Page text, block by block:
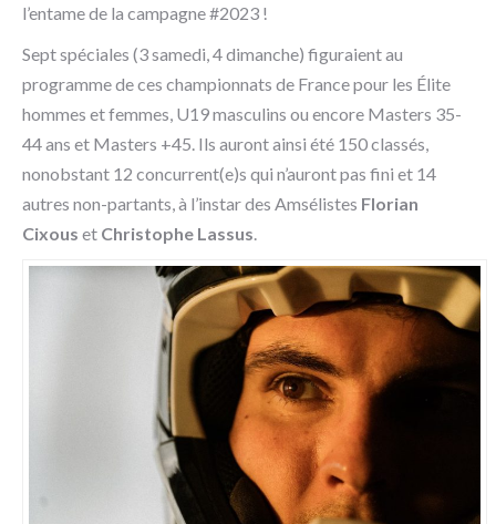
l’entame de la campagne #2023 !
Sept spéciales (3 samedi, 4 dimanche) figuraient au
programme de ces championnats de France pour les Élite
hommes et femmes, U19 masculins ou encore Masters 35-
44 ans et Masters +45. Ils auront ainsi été 150 classés,
nonobstant 12 concurrent(e)s qui n’auront pas fini et 14
autres non-partants, à l’instar des Amsélistes Florian
Cixous et Christophe Lassus.